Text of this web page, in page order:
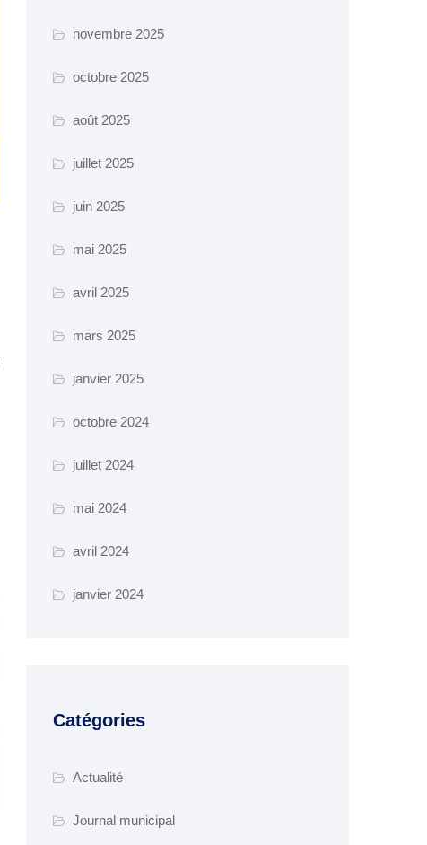
novembre 2025
octobre 2025
août 2025
juillet 2025
juin 2025
mai 2025
avril 2025
mars 2025
janvier 2025
octobre 2024
juillet 2024
mai 2024
avril 2024
janvier 2024
Catégories
Actualité
Journal municipal